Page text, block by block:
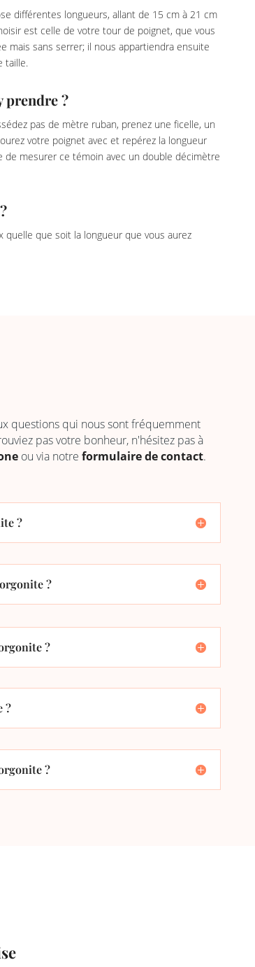
différentes longueurs, allant de 15 cm à 21 cm
est celle de votre tour de poignet, que vous
mais sans serrer; il nous appartiendra ensuite
taille.
prendre ?
pas de mètre ruban, prenez une ficelle, un
votre poignet avec et repérez la longueur
de mesurer ce témoin avec un double décimètre
quelle que soit la longueur que vous aurez
questions qui nous sont fréquemment
pas votre bonheur, n'hésitez pas à
ou via notreformulaire de contact.
?
?
?
?
?